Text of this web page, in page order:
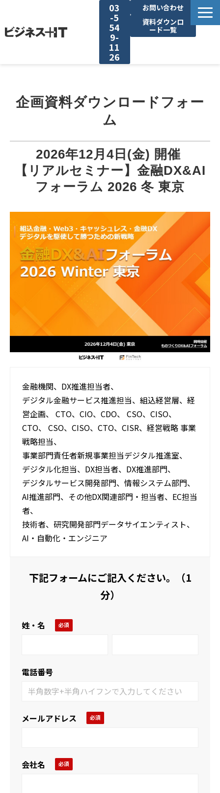
03
-5
54
9-
11
26
お問い合わせ
資料ダウンロ
ード一覧
セミナー集客がしたい
アンケート調査がしたい
媒体資料ダウンロード
活用事例
ブログ
企画資料ダウンロードフォー
ム
2026年12月4日(金) 開催
【リアルセミナー】金融DX&AI
フォーラム 2026 冬 東京
金融機関、DX推進担当者、
デジタル金融サービス推進担当、組込経営層、経
営企画、 CTO、CIO、CDO、 CSO、CISO、
CTO、 CSO、CISO、CTO、CISR、経営戦略 事業
戦略担当、
事業部門責任者新規事業担当デジタル推進室、
デジタル化担当、DX担当者、DX推進部門、
デジタルサービス開発部門、情報システム部門、
AI推進部門、その他DX関連部門・担当者、EC担当
者、
技術者、研究開発部門データサイエンティスト、
AI・自動化・エンジニア
下記フォームにご記入ください。（1
分）
姓・名
電話番号
メールアドレス
会社名